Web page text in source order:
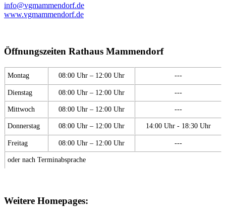
info@vgmammendorf.de
www.vgmammendorf.de
Öffnungszeiten Rathaus Mammendorf
Montag 08:00 Uhr – 12:00 Uhr ---
Dienstag 08:00 Uhr – 12:00 Uhr ---
Mittwoch 08:00 Uhr – 12:00 Uhr ---
Donnerstag 08:00 Uhr – 12:00 Uhr 14:00 Uhr - 18:30 Uhr
Freitag 08:00 Uhr – 12:00 Uhr ---
oder nach Terminabsprache
Weitere Homepages: